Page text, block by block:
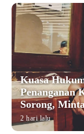
Kuasa
Penanganan
Sorong,
2 hari lalu